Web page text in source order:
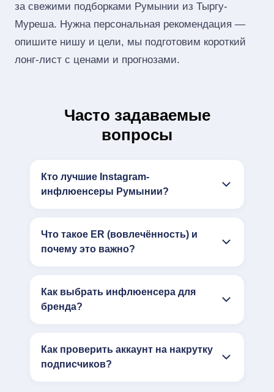
за свежими подборками Румынии из Тыргу-
Муреша. Нужна персональная рекомендация —
опишите нишу и цели, мы подготовим короткий
лонг‑лист с ценами и прогнозами.
Часто задаваемые
вопросы
Кто лучшие Instagram-
инфлюенсеры Румынии?
Что такое ER (вовлечённость) и
почему это важно?
Как выбрать инфлюенсера для
бренда?
Как проверить аккаунт на накрутку
подписчиков?